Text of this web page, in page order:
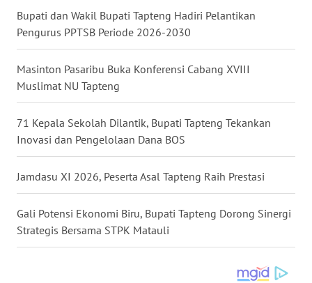
Bupati dan Wakil Bupati Tapteng Hadiri Pelantikan
Pengurus PPTSB Periode 2026-2030
Masinton Pasaribu Buka Konferensi Cabang XVIII
Muslimat NU Tapteng
71 Kepala Sekolah Dilantik, Bupati Tapteng Tekankan
Inovasi dan Pengelolaan Dana BOS
Jamdasu XI 2026, Peserta Asal Tapteng Raih Prestasi
Gali Potensi Ekonomi Biru, Bupati Tapteng Dorong Sinergi
Strategis Bersama STPK Matauli
WN
MALUKU
WN
MALUT
WN
DAIRI
WN
DANAU
TOBA
WN